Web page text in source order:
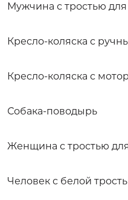
Мужчина с тростью
Кресло-коляска с
Кресло-коляска с
Собака-поводырь
Женщина с тростью
Человек с белой